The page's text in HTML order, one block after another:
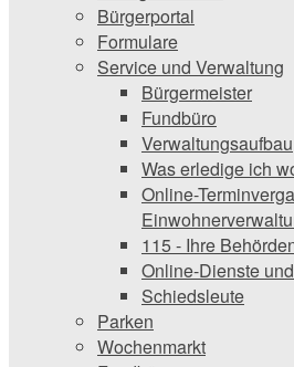
Bürgerportal
Formulare
Service und Verwaltung
Bürgermeister
Fundbüro
Verwaltungsaufbau
Was erledige ich
Online-
115 - Ihre
Online-Dienste
Schiedsleute
Parken
Wochenmarkt